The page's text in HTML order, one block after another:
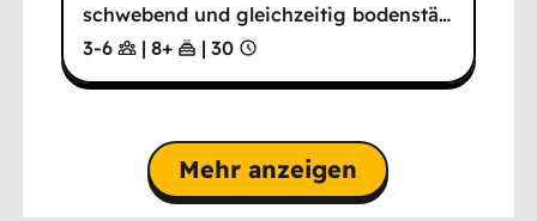
schwebend und gleichzeitig bodenstä…
3-6
| 8+ | 30
Mehr anzeigen